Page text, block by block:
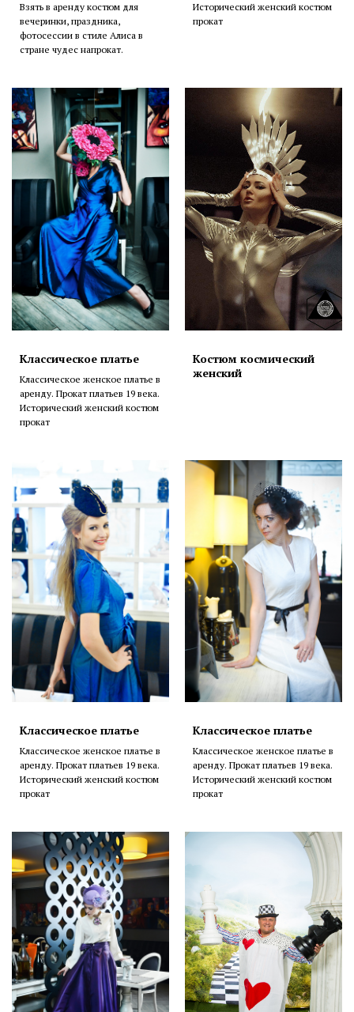
Взять в аренду костюм для
вечеринки, праздника,
фотосессии в стиле Алиса в
стране чудес напрокат.
Исторический женский костюм
прокат
Классическое платье
Классическое женское платье в
аренду. Прокат платьев 19 века.
Исторический женский костюм
прокат
Костюм космический
женский
Классическое платье
Классическое женское платье в
аренду. Прокат платьев 19 века.
Исторический женский костюм
прокат
Классическое платье
Классическое женское платье в
аренду. Прокат платьев 19 века.
Исторический женский костюм
прокат